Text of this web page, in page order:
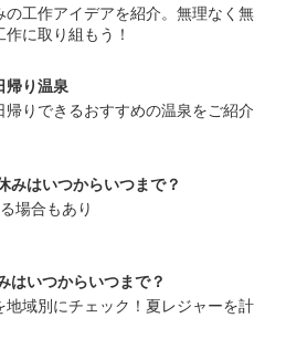
の工作アイデアを紹介。無理なく無
に取り組もう！
帰り温泉
帰りできるおすすめの温泉をご紹介
みはいつからいつまで？
場合もあり
はいつからいつまで？
地域別にチェック！夏レジャーを計